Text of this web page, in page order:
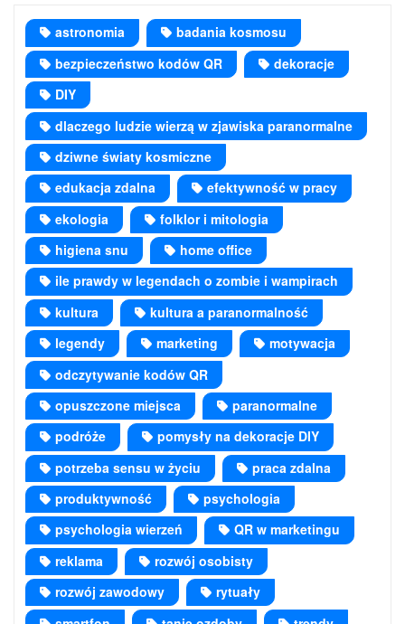
astronomia
badania kosmosu
bezpieczeństwo kodów QR
dekoracje
DIY
dlaczego ludzie wierzą w zjawiska paranormalne
dziwne światy kosmiczne
edukacja zdalna
efektywność w pracy
ekologia
folklor i mitologia
higiena snu
home office
ile prawdy w legendach o zombie i wampirach
kultura
kultura a paranormalność
legendy
marketing
motywacja
odczytywanie kodów QR
opuszczone miejsca
paranormalne
podróże
pomysły na dekoracje DIY
potrzeba sensu w życiu
praca zdalna
produktywność
psychologia
psychologia wierzeń
QR w marketingu
reklama
rozwój osobisty
rozwój zawodowy
rytuały